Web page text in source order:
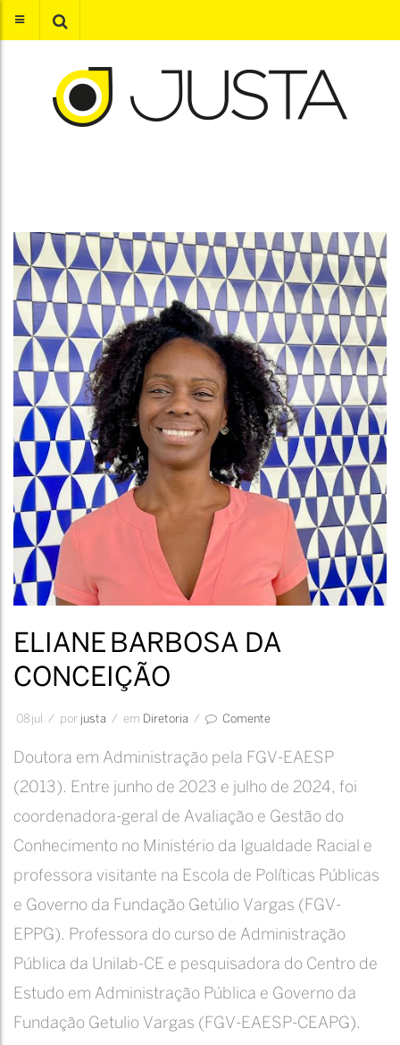
ELIANE BARBOSA DA
CONCEIÇÃO
08 jul / por Justa / em Diretoria / Comente
Doutora em Administração pela FGV-EAESP
(2013). Entre junho de 2023 e julho de 2024, foi
coordenadora-geral de Avaliação e Gestão do
Conhecimento no Ministério da Igualdade Racial e
professora visitante na Escola de Políticas Públicas
e Governo da Fundação Getúlio Vargas (FGV-
EPPG). Professora do curso de Administração
Pública da Unilab-CE e pesquisadora do Centro de
Estudo em Administração Pública e Governo da
Fundação Getulio Vargas (FGV-EAESP-CEAPG).